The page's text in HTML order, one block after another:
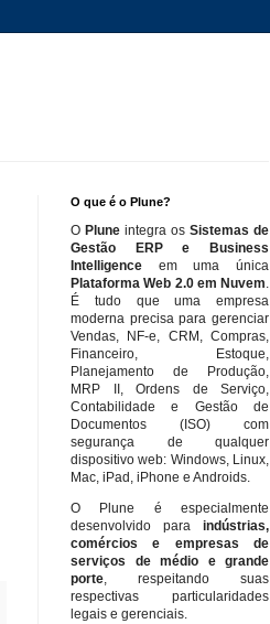
O que é o Plune?
O Plune integra os Sistemas de
Gestão ERP e Business
Intelligence em uma única
Plataforma Web 2.0 em Nuvem.
É tudo que uma empresa
moderna precisa para gerenciar
Vendas, NF-e, CRM, Compras,
Financeiro, Estoque,
Planejamento de Produção,
MRP II, Ordens de Serviço,
Contabilidade e Gestão de
Documentos (ISO) com
segurança de qualquer
dispositivo web: Windows, Linux,
Mac, iPad, iPhone e Androids.
O Plune é especialmente
desenvolvido para indústrias,
comércios e empresas de
serviços de médio e grande
porte, respeitando suas
respectivas particularidades
legais e gerenciais.